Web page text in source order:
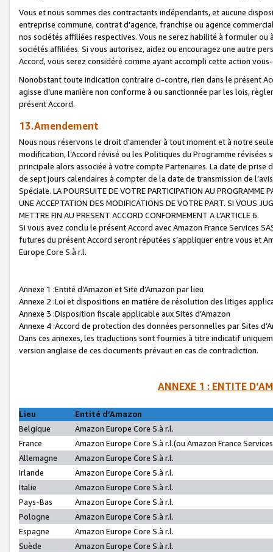
Vous et nous sommes des contractants indépendants, et aucune
entreprise commune, contrat d'agence, franchise ou agence
nos sociétés affiliées respectives. Vous ne serez habilité à formuler
sociétés affiliées. Si vous autorisez, aidez ou encouragez une autre
Accord, vous serez considéré comme ayant accompli cette action
Nonobstant toute indication contraire ci-contre, rien dans le présent
agisse d’une manière non conforme à ou sanctionnée par les lois,
présent Accord.
13.Amendement
Nous nous réservons le droit d'amender à tout moment et à notre
modification, l’Accord révisé ou les Politiques du Programme
principale alors associée à votre compte Partenaires. La date de
de sept jours calendaires à compter de la date de transmission de
Spéciale. LA POURSUITE DE VOTRE PARTICIPATION AU PROGRAMME
UNE ACCEPTATION DES MODIFICATIONS DE VOTRE PART. SI VOUS
METTRE FIN AU PRESENT ACCORD CONFORMEMENT A L’ARTICLE 6.
Si vous avez conclu le présent Accord avec Amazon France Services
futures du présent Accord seront réputées s’appliquer entre vous et
Europe Core S.à r.l.
Annexe 1 :Entité d’Amazon et Site d’Amazon par lieu
Annexe 2 :Loi et dispositions en matière de résolution des litiges
Annexe 3 :Disposition fiscale applicable aux Sites d’Amazon
Annexe 4 :Accord de protection des données personnelles par Sites
Dans ces annexes, les traductions sont fournies à titre indicatif
version anglaise de ces documents prévaut en cas de contradiction.
ANNEXE 1 : ENTITE
Lieu
Entité d’Amazon
Belgique
Amazon Europe Core S.à r.l.
France
Amazon Europe Core S.à r.l.(ou Amazon France
Allemagne
Amazon Europe Core S.à r.l.
Irlande
Amazon Europe Core S.à r.l.
Italie
Amazon Europe Core S.à r.l.
Pays-Bas
Amazon Europe Core S.à r.l.
Pologne
Amazon Europe Core S.à r.l.
Espagne
Amazon Europe Core S.à r.l.
Suède
Amazon Europe Core S.à r.l.